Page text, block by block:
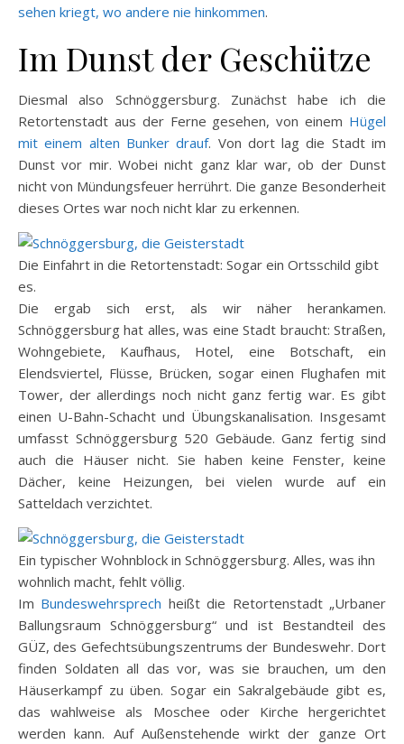
sehen kriegt, wo andere nie hinkommen.
Im Dunst der Geschütze
Diesmal also Schnöggersburg. Zunächst habe ich die
Retortenstadt aus der Ferne gesehen, von einem Hügel
mit einem alten Bunker drauf. Von dort lag die Stadt im
Dunst vor mir. Wobei nicht ganz klar war, ob der Dunst
nicht von Mündungsfeuer herrührt. Die ganze Besonderheit
dieses Ortes war noch nicht klar zu erkennen.
Die Einfahrt in die Retortenstadt: Sogar ein Ortsschild gibt
es.
Die ergab sich erst, als wir näher herankamen.
Schnöggersburg hat alles, was eine Stadt braucht: Straßen,
Wohngebiete, Kaufhaus, Hotel, eine Botschaft, ein
Elendsviertel, Flüsse, Brücken, sogar einen Flughafen mit
Tower, der allerdings noch nicht ganz fertig war. Es gibt
einen U-Bahn-Schacht und Übungskanalisation. Insgesamt
umfasst Schnöggersburg 520 Gebäude. Ganz fertig sind
auch die Häuser nicht. Sie haben keine Fenster, keine
Dächer, keine Heizungen, bei vielen wurde auf ein
Satteldach verzichtet.
Ein typischer Wohnblock in Schnöggersburg. Alles, was ihn
wohnlich macht, fehlt völlig.
Im Bundeswehrsprech heißt die Retortenstadt „Urbaner
Ballungsraum Schnöggersburg“ und ist Bestandteil des
GÜZ, des Gefechtsübungszentrums der Bundeswehr. Dort
finden Soldaten all das vor, was sie brauchen, um den
Häuserkampf zu üben. Sogar ein Sakralgebäude gibt es,
das wahlweise als Moschee oder Kirche hergerichtet
werden kann. Auf Außenstehende wirkt der ganze Ort